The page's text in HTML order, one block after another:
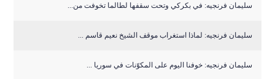
سليمان فرنجيه: في بكركي وتحت سقفها لطالما تخوفت من...
سليمان فرنجيه: لماذا استغراب موقف الشيخ نعيم قاسم ...
سليمان فرنجيه: خوفنا اليوم على المكوّنات في سوريا ...